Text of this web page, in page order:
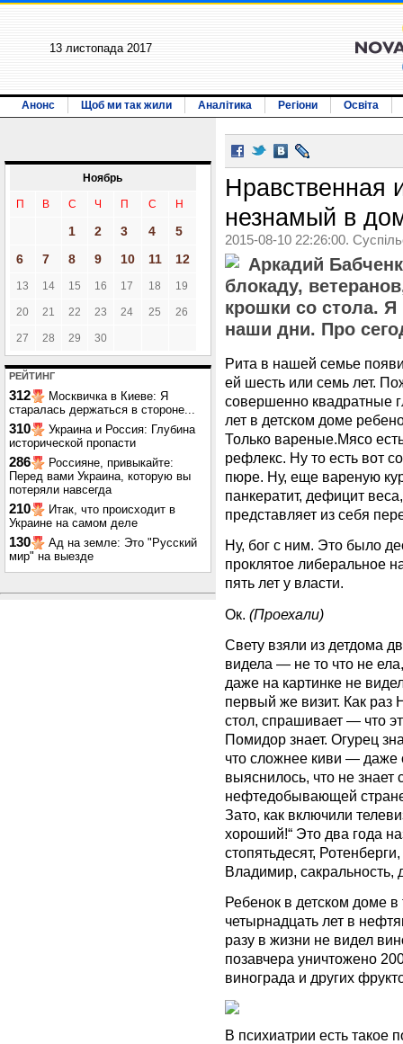
13 листопада 2017
Анонс Щоб ми так жили Аналітика Регіони Освіта
Ноябрь
П В С Ч П С Н
1 2 3 4
5
6
7 8 9 10 11 12
13 14 15 16 17 18 19
20 21 22 23 24 25 26
27 28 29 30
РЕЙТИНГ
312
Москвичка в Киеве: Я
старалась держаться в стороне...
310
Украина и Россия: Глубина
исторической пропасти
286
Россияне, привыкайте:
Перед вами Украина, которую вы
потеряли навсегда
210
Итак, что происходит в
Украине на самом деле
130
Ад на земле: Это "Русский
мир" на выезде
Нравственная
незнамый в
2015-08-10 22:26:00.
Аркадий
блокаду,
крошки со стола.
наши дни. Про
Рита в нашей семье
ей шесть или семь лет.
совершенно квадратные
лет в детском доме
Только вареные.Мясо
рефлекс. Ну то есть вот
пюре. Ну, еще вареную
панкератит, дефицит
представляет из себя
Ну, бог с ним. Это было
проклятое либеральное
пять лет у власти.
Ок. (Проехали)
Свету взяли из детдома
видела — не то что не
даже на картинке не
первый же визит. Как
стол, спрашивает — что
Помидор знает. Огурец
что сложнее киви — даже
выяснилось, что не знает
нефтедобывающей
Зато, как включили
хороший!“ Это два года
стопятьдесят,
Владимир, сакральность,
Ребенок в детском доме
четырнадцать лет в
разу в жизни не видел
позавчера уничтожено
винограда и других
В психиатрии есть такое